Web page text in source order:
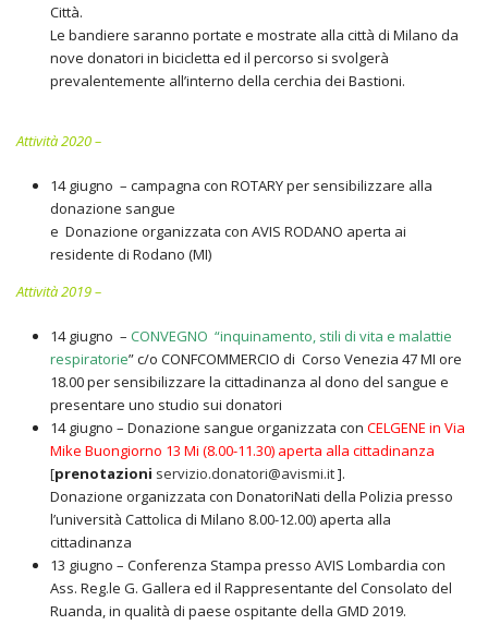
Città.
Le bandiere saranno portate e mostrate alla città di Milano da
nove donatori in bicicletta ed il percorso si svolgerà
prevalentemente all’interno della cerchia dei Bastioni.
Attività 2020 –
14 giugno – campagna con ROTARY per sensibilizzare alla
donazione sangue
e Donazione organizzata con AVIS RODANO aperta ai
residente di Rodano (MI)
Attività 2019 –
14 giugno – CONVEGNO “inquinamento, stili di vita e malattie
respiratorie” c/o CONFCOMMERCIO di Corso Venezia 47 MI ore
18.00 per sensibilizzare la cittadinanza al dono del sangue e
presentare uno studio sui donatori
14 giugno – Donazione sangue organizzata con CELGENE in Via
Mike Buongiorno 13 Mi (8.00-11.30) aperta alla cittadinanza
[prenotazioni servizio.donatori@avismi.it].
Donazione organizzata con DonatoriNati della Polizia presso
l’università Cattolica di Milano 8.00-12.00) aperta alla
cittadinanza
13 giugno – Conferenza Stampa presso AVIS Lombardia con
Ass. Reg.le G. Gallera ed il Rappresentante del Consolato del
Ruanda, in qualità di paese ospitante della GMD 2019.